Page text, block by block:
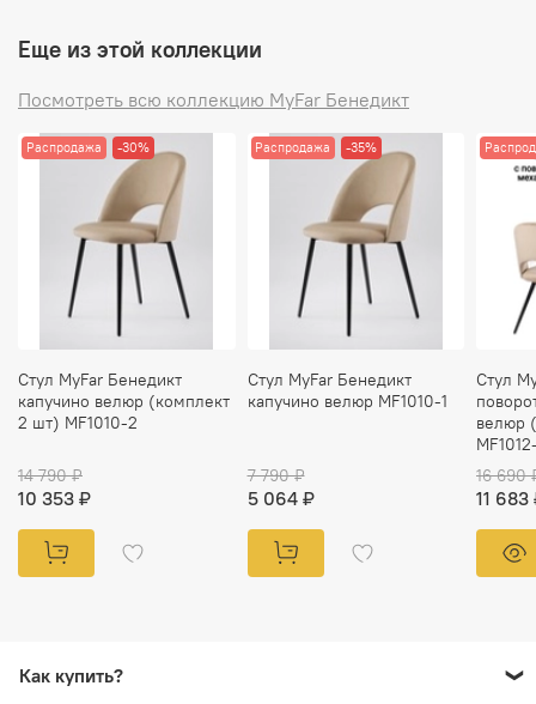
Еще из этой коллекции
Посмотреть всю коллекцию MyFar Бенедикт
Распродажа -30%
Стул MyFar Бенедикт
капучино велюр (комплект
2 шт) MF1010-2
14 790 ₽
10 353 ₽
Распродажа -35%
Стул MyFar Бенедикт
капучино велюр MF1010-1
7 790 ₽
5 064 ₽
Стул
велюр
16 690
11 683
Как купить?